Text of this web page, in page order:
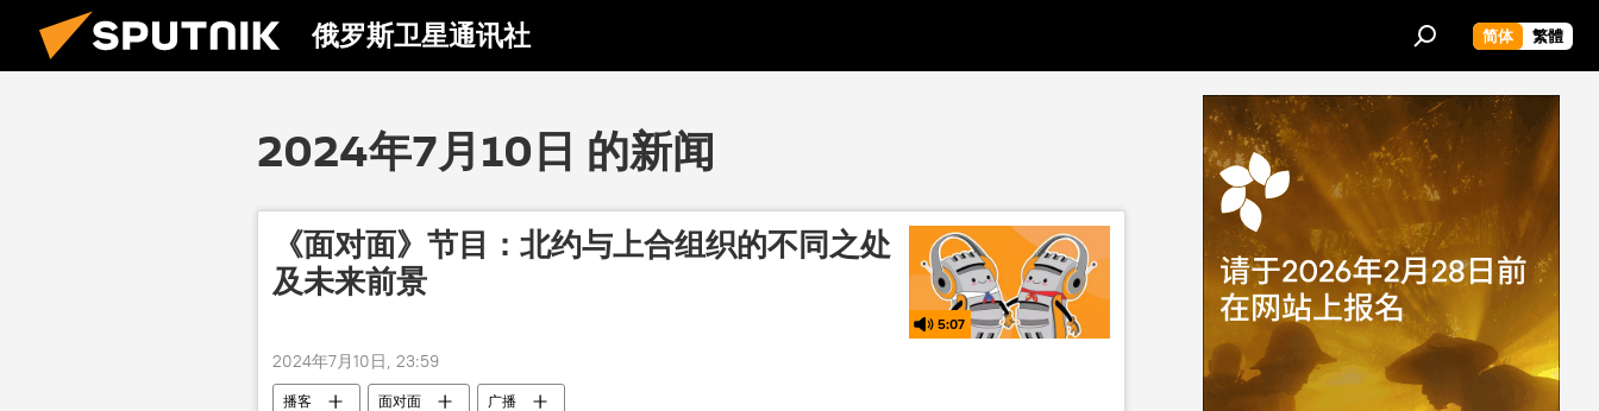
俄罗斯卫星通讯社 简体 繁體
2024年7月10日 的新闻
《面对面》节目：北约与上合组织的不同之处
及未来前景
5:07
2024年7月10日, 23:59
播客 面对面 广播